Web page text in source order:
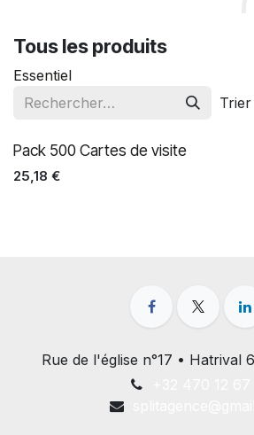
Tous les produits
Essentiel
Pack 500 Cartes de visite
25,18 €
Rue de l'église n°17 • Hatrival